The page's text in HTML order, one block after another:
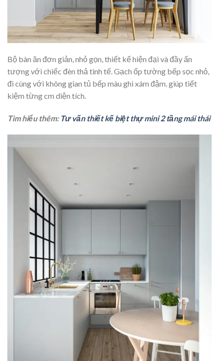
Bộ bàn ăn đơn giản, nhỏ gọn, thiết kế hiện đại và đầy ấn
tượng với chiếc đèn thả tinh tế. Gạch ốp tường bếp sọc nhỏ,
đi cùng với không gian tủ bếp màu ghi xám đậm. giúp tiết
kiệm từng cm diện tích.
Tìm hiểu thêm: Tư vấn thiết kế biệt thự mini 2 tầng mái thái